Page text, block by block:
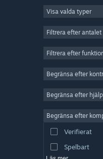
MMO
Indie
Simulering
Bildredigering
Visa valda typer
Filtrera efter antalet
Filtrera efter
Begränsa efter
Begränsa efter
Begränsa efter
Verifierat
Spelbart